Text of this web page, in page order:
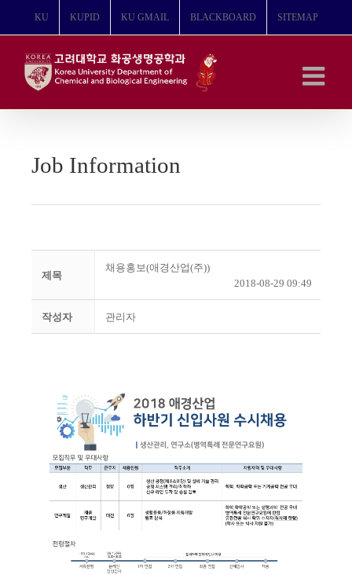
뛰
KU KUPID KU GMAIL BLACKBOARD SITEMAP
Job Information
제목
채용홍보(애경산업(주))
2018-08-29 09:49
작성자 관리자